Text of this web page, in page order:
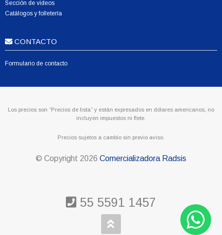
Sección de videos
Catálogos y folletería
CONTACTO
Formulario de contacto
Los precios son “Precios de lista” y están expresados en dólares americanos, no
incluyen impuestos ni flete.
Precios sujetos a cambio sin previo aviso.
© Copyright 2026 Comercializadora Radsis
55 5591 1457